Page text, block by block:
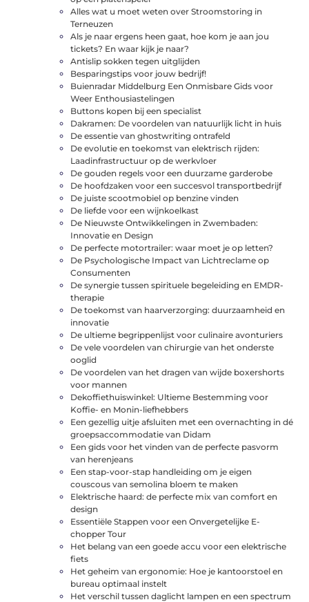
Alles wat u moet weten over Stroomstoring in
Terneuzen
Als je naar ergens heen gaat, hoe kom je aan jou
tickets? En waar kijk je naar?
Antislip sokken tegen uitglijden
Besparingstips voor jouw bedrijf!
Buienradar Middelburg Een Onmisbare Gids voor
Weer Enthousiastelingen
Buttons kopen bij een specialist
Dakramen: De voordelen van natuurlijk licht in huis
De essentie van ghostwriting ontrafeld
De evolutie en toekomst van elektrisch rijden:
Laadinfrastructuur op de werkvloer
De gouden regels voor een duurzame garderobe
De hoofdzaken voor een succesvol transportbedrijf
De juiste scootmobiel op benzine vinden
De liefde voor een wijnkoelkast
De Nieuwste Ontwikkelingen in Zwembaden:
Innovatie en Design
De perfecte motortrailer: waar moet je op letten?
De Psychologische Impact van Lichtreclame op
Consumenten
De synergie tussen spirituele begeleiding en EMDR-
therapie
De toekomst van haarverzorging: duurzaamheid en
innovatie
De ultieme begrippenlijst voor culinaire avonturiers
De vele voordelen van chirurgie van het onderste
ooglid
De voordelen van het dragen van wijde boxershorts
voor mannen
Dekoffiethuiswinkel: Ultieme Bestemming voor
Koffie- en Monin-liefhebbers
Een gezellig uitje afsluiten met een overnachting in dé
groepsaccommodatie van Didam
Een gids voor het vinden van de perfecte pasvorm
van herenjeans
Een stap-voor-stap handleiding om je eigen
couscous van semolina bloem te maken
Elektrische haard: de perfecte mix van comfort en
design
Essentiële Stappen voor een Onvergetelijke E-
chopper Tour
Het belang van een goede accu voor een elektrische
fiets
Het geheim van ergonomie: Hoe je kantoorstoel en
bureau optimaal instelt
Het verschil tussen daglicht lampen en een spectrum